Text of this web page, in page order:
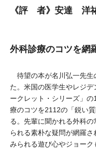
《評 者》安達 洋
外科診療のコツを網
待望の本が名川弘一先生
た。米国の医学生やレジデ
ークレット・シリーズ」
療のコツを2112の「鋭い
る。先輩に聞かれる外科の
られる素朴な疑問が網羅さ
みられる遊び心やジョーク